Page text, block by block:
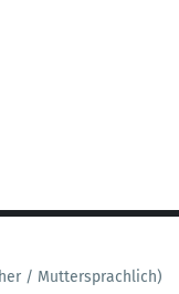
/ Muttersprachlich)